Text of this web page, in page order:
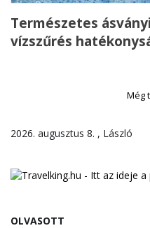
Természetes
vízszűrés
Még
2026. augusztus 8. , László
OLVASOTT